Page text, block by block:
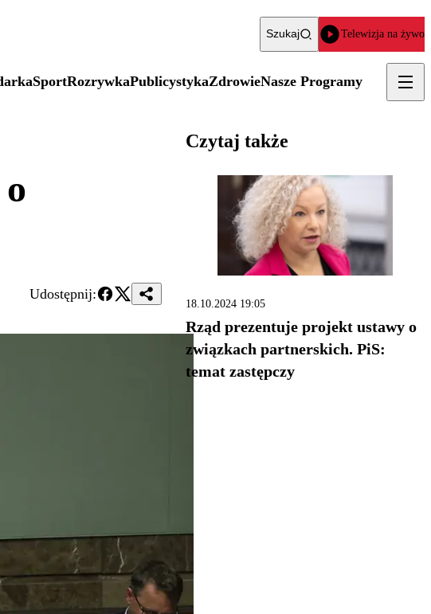
Szukaj Telewizja na żywo
SportRozrywkaPublicystykaZdrowieNasze Programy
Udostępnij:
Czytaj także
18.10.2024 19:05
Rząd prezentuje projekt ustawy o
związkach partnerskich. PiS:
temat zastępczy